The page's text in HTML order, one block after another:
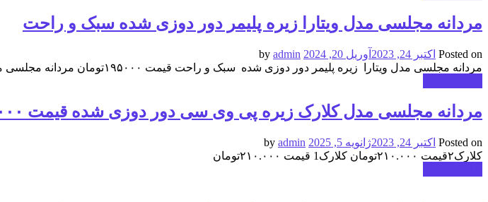
مردانه مجلسی مدل ویتارا زیره پلیمر دور دوزی شده سبک و راحت
Posted on اکتبر 24, 2023 آوریل 20, 2024
admin
مردانه مجلسی مدل ویتارا زیره پلیمر دور دوزی شده سبک و راحت قیمت ۱۹۵۰۰۰تومان مردانه مجلسی مدل ویتارا زیره پلیمر دور دوزی شده سبک و راحت قیمت ۱۹۵۰۰۰تومان
مردانه مجلسی مدل کلارک زیره پی وی سی دور دوزی شده قیمت ۲۱۰،۰۰۰تومان
Posted on اکتبر 24, 2023 ژانویه 5, 2025
admin
کلارک۲قیمت ۲۱۰.۰۰۰تومان کلارک1 قیمت ۲۱۰.۰۰۰تومان